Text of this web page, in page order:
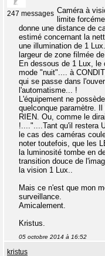
247 messages Caméra à
limite
donne une distance de
estimé concernant la
une illumination de 1
largeur de zone filmée
En dessous de 1 Lux,
mode "nuit".... à
qui se passe dans
l'automatisme... !
L'équipement ne
quelconque paramètre.
RIEN. Ou, comme le
!...."....Tant qu'il restera
le cas des caméras
noter toutefois, que les
la luminosité tombe en
transition douce de
la vision 1 Lux..
Mais ce n'est que mon
surveillance.
Amicalement.
Kristus.
05 octobre 2014 à 16:52
kristus